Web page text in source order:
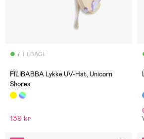
7 TILBAGE
(0)
FILIBABBA Lykke UV-Hat, Unicorn
Shores
139 kr